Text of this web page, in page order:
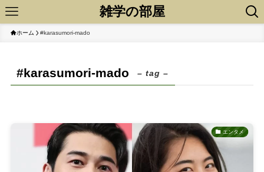
雑学の部屋
ホーム #karasumori-mado
#karasumori-mado – tag –
エンタメ